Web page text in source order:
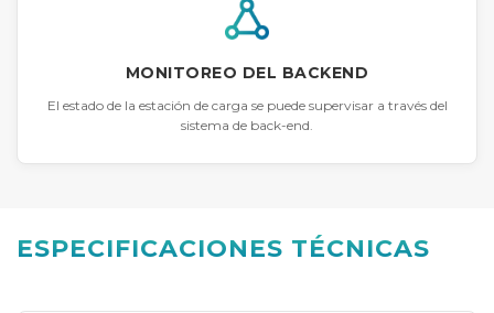
MONITOREO DEL BACKEND
El estado de la estación de carga se puede supervisar a través del
sistema de back-end.
ESPECIFICACIONES TÉCNICAS